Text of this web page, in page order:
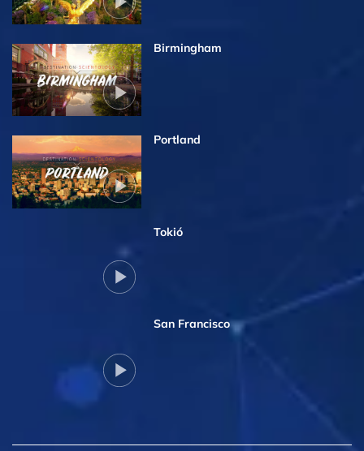
Birmingham
Portland
Tokió
San Francisco